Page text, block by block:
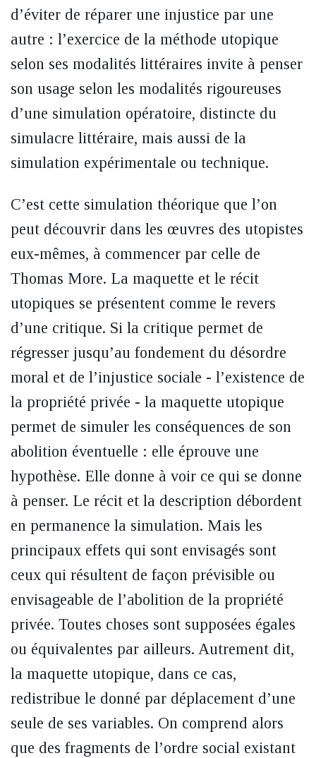
d’éviter de réparer une injustice par une
autre : l’exercice de la méthode utopique
selon ses modalités littéraires invite à penser
son usage selon les modalités rigoureuses
d’une simulation opératoire, distincte du
simulacre littéraire, mais aussi de la
simulation expérimentale ou technique.
C’est cette simulation théorique que l’on
peut découvrir dans les œuvres des utopistes
eux-mêmes, à commencer par celle de
Thomas More. La maquette et le récit
utopiques se présentent comme le revers
d’une critique. Si la critique permet de
régresser jusqu’au fondement du désordre
moral et de l’injustice sociale - l’existence de
la propriété privée - la maquette utopique
permet de simuler les conséquences de son
abolition éventuelle : elle éprouve une
hypothèse. Elle donne à voir ce qui se donne
à penser. Le récit et la description débordent
en permanence la simulation. Mais les
principaux effets qui sont envisagés sont
ceux qui résultent de façon prévisible ou
envisageable de l’abolition de la propriété
privée. Toutes choses sont supposées égales
ou équivalentes par ailleurs. Autrement dit,
la maquette utopique, dans ce cas,
redistribue le donné par déplacement d’une
seule de ses variables. On comprend alors
que des fragments de l’ordre social existant